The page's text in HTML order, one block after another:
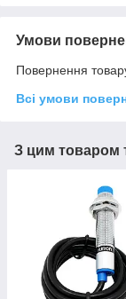
Умови
Повернення
Всі умови
З цим товаром